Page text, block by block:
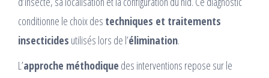
conditionne le choix des techniques et traitements
insecticides utilisés lors de l’élimination.
L’approche méthodique des interventions repose sur le